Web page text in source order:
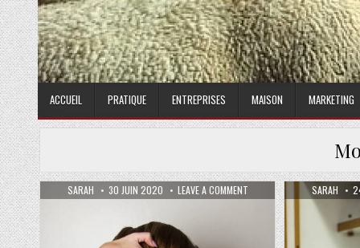
ACCUEIL PRATIQUE ENTREPRISES MAISON MARKETING
AUTHOR:
SARAH PUBLISHED DATE:
30 JUIN 2020 LEAVE A COMMENTON LES COMPLÉMENTS
AUTHOR:
SARAH